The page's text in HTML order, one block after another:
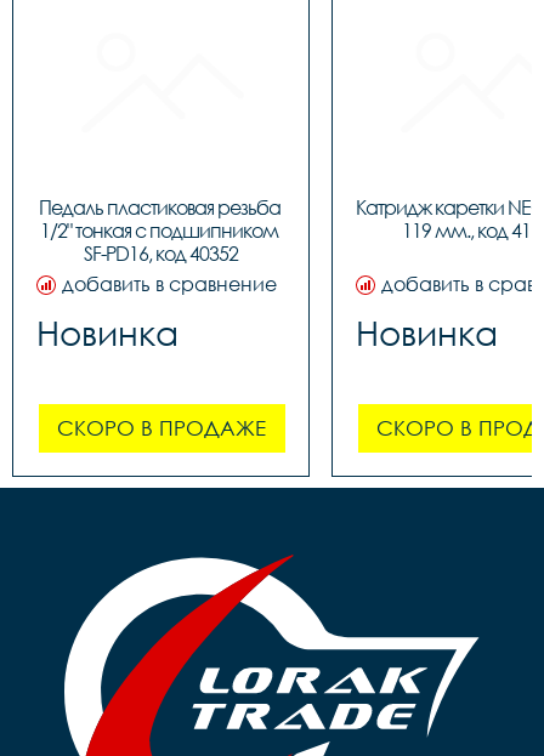
Педаль пластиковая резьба
1/2" тонкая c подшипником
SF-PD16, код 40352
добавить в сравнение
Новинка
СКОРО В ПРОДАЖЕ
Катридж каретки
119 мм., код
добавить в
Новинка
СКОРО В